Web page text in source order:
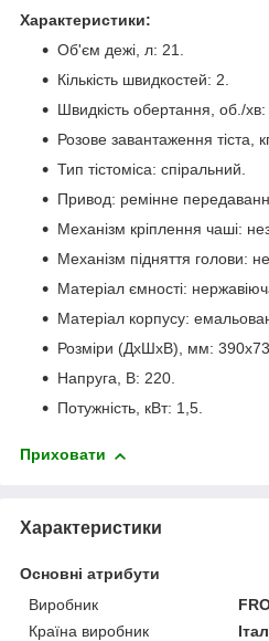
Характеристики:
Об'єм дежі, л: 21.
Кількість швидкостей: 2.
Швидкість обертання, об./
Розове завантаження тіста,
Тип тістоміса: спіральний.
Привод: ремінне
Механізм кріплення чаші:
Механізм підняття голови:
Матеріал ємності:
Матеріал корпусу:
Розміри (ДхШхВ), мм:
Напруга, В: 220.
Потужність, кВт: 1,5.
Приховати
Характеристики
Основні атрибути
Виробник
Країна виробник